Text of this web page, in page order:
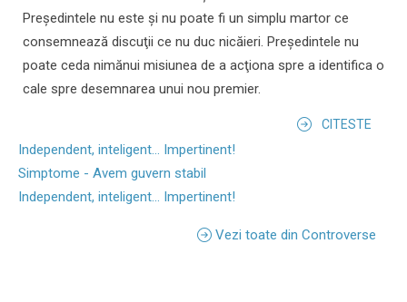
Preşedintele nu este şi nu poate fi un simplu martor ce
consemnează discuţii ce nu duc nicăieri. Preşedintele nu
poate ceda nimănui misiunea de a acţiona spre a identifica o
cale spre desemnarea unui nou premier.
CITESTE
Independent, inteligent... Impertinent!
Simptome - Avem guvern stabil
Independent, inteligent... Impertinent!
Vezi toate din Controverse